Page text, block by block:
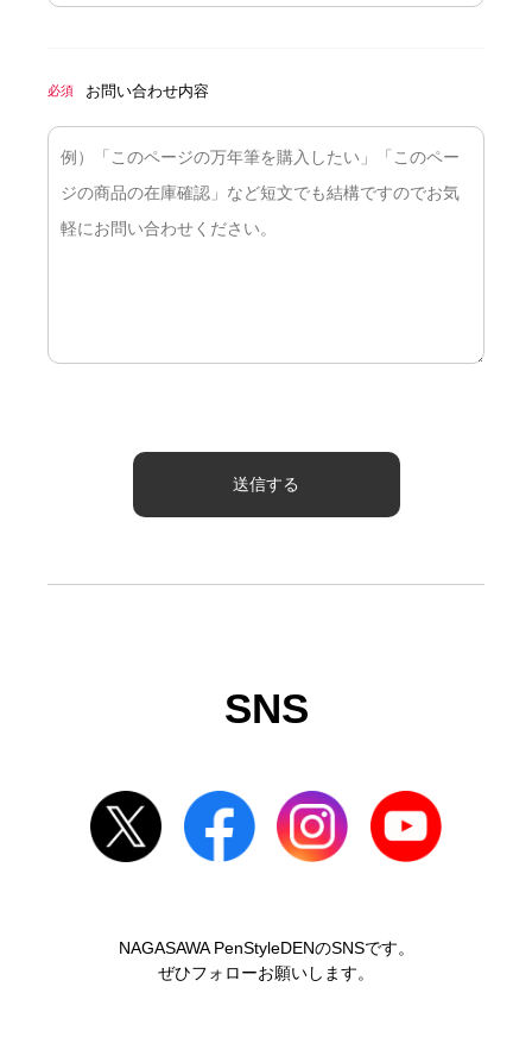
必須 お問い合わせ内容
SNS
NAGASAWA PenStyleDENのSNSです。
ぜひフォローお願いします。